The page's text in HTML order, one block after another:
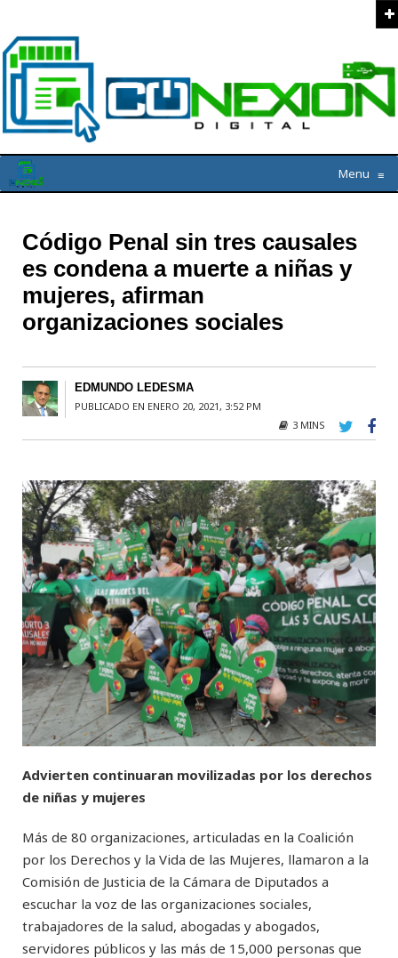
Menu ≡
Código Penal sin tres causales
es condena a muerte a niñas y
mujeres, afirman
organizaciones sociales
EDMUNDO LEDESMA
PUBLICADO EN ENERO 20, 2021, 3:52 PM
3 MINS
Advierten continuaran movilizadas por los derechos
de niñas y mujeres
Más de 80 organizaciones, articuladas en la Coalición
por los Derechos y la Vida de las Mujeres, llamaron a la
Comisión de Justicia de la Cámara de Diputados a
escuchar la voz de las organizaciones sociales,
trabajadores de la salud, abogadas y abogados,
servidores públicos y las más de 15,000 personas que